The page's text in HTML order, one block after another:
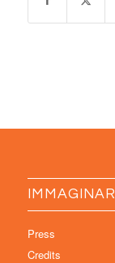
Press
Credits